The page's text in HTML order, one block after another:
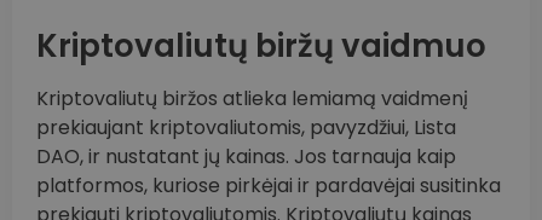
Kriptovaliutų biržų vaidmuo
Kriptovaliutų biržos atlieka lemiamą vaidmenį
prekiaujant kriptovaliutomis, pavyzdžiui, Lista
DAO, ir nustatant jų kainas. Jos tarnauja kaip
platformos, kuriose pirkėjai ir pardavėjai susitinka